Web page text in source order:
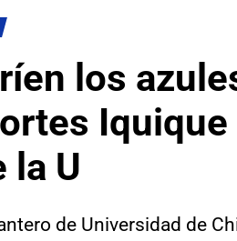
los
Iquique
la U
de Universidad de